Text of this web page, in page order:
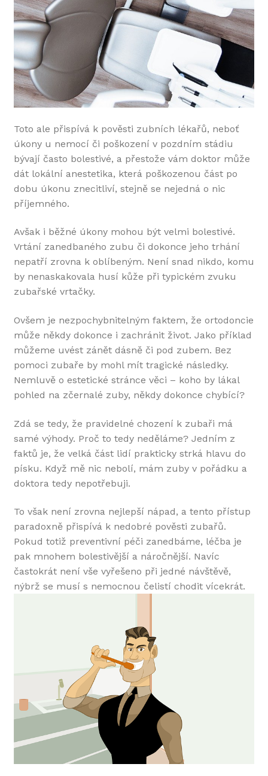
Toto ale přispívá k pověsti zubních lékařů, neboť
úkony u nemocí či poškození v pozdním stádiu
bývají často bolestivé, a přestože vám doktor může
dát lokální anestetika, která poškozenou část po
dobu úkonu znecitliví, stejně se nejedná o nic
příjemného.
Avšak i běžné úkony mohou být velmi bolestivé.
Vrtání zanedbaného zubu či dokonce jeho trhání
nepatří zrovna k oblíbeným. Není snad nikdo, komu
by nenaskakovala husí kůže při typickém zvuku
zubařské vrtačky.
Ovšem je nezpochybnitelným faktem, že ortodoncie
může někdy dokonce i zachránit život. Jako příklad
můžeme uvést zánět dásně či pod zubem. Bez
pomoci zubaře by mohl mít tragické následky.
Nemluvě o estetické stránce věci – koho by lákal
pohled na zčernalé zuby, někdy dokonce chybící?
Zdá se tedy, že pravidelné chození k zubaři má
samé výhody. Proč to tedy neděláme? Jedním z
faktů je, že velká část lidí prakticky strká hlavu do
písku. Když mě nic nebolí, mám zuby v pořádku a
doktora tedy nepotřebuji.
To však není zrovna nejlepší nápad, a tento přístup
paradoxně přispívá k nedobré pověsti zubařů.
Pokud totiž preventivní péči zanedbáme, léčba je
pak mnohem bolestivější a náročnější. Navíc
častokrát není vše vyřešeno při jedné návštěvě,
nýbrž se musí s nemocnou čelistí chodit vícekrát.